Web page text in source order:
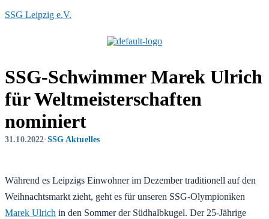
SSG Leipzig e.V.
SSG-Schwimmer Marek Ulrich
für Weltmeisterschaften
nominiert
31.10.2022· SSG Aktuelles
Während es Leipzigs Einwohner im Dezember traditionell auf den
Weihnachtsmarkt zieht, geht es für unseren SSG-Olympioniken
Marek Ulrich in den Sommer der Südhalbkugel. Der 25-Jährige